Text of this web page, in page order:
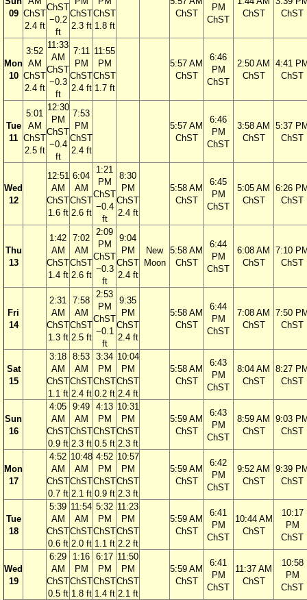
09 ChST
2.4 ft
ChST
−0.2
ft
ChST
2.3 ft
ChST
1.8 ft
ChST
PM
ChST
ChST
ChST
Mon
10
3:52
AM
ChST
2.4 ft
11:33
AM
ChST
−0.3
ft
7:11
PM
ChST
2.4 ft
11:55
PM
ChST
1.7 ft
5:57 AM
ChST
6:46
PM
ChST
2:50 AM
ChST
4:41
ChST
Tue
11
5:01
AM
ChST
2.5 ft
12:30
PM
ChST
−0.4
ft
7:53
PM
ChST
2.4 ft
5:57 AM
ChST
6:46
PM
ChST
3:58 AM
ChST
5:37
ChST
Wed
12
12:51
AM
ChST
1.6 ft
6:04
AM
ChST
2.6 ft
1:21
PM
ChST
−0.4
ft
8:30
PM
ChST
2.4 ft
5:58 AM
ChST
6:45
PM
ChST
5:05 AM
ChST
6:26
ChST
Thu
13
1:42
AM
ChST
1.4 ft
7:02
AM
ChST
2.6 ft
2:09
PM
ChST
−0.3
ft
9:04
PM
ChST
2.4 ft
New
Moon
5:58 AM
ChST
6:44
PM
ChST
6:08 AM
ChST
7:10
ChST
Fri
14
2:31
AM
ChST
1.3 ft
7:58
AM
ChST
2.5 ft
2:53
PM
ChST
−0.1
ft
9:35
PM
ChST
2.4 ft
5:58 AM
ChST
6:44
PM
ChST
7:08 AM
ChST
7:50
ChST
Sat
15
3:18
AM
ChST
1.1 ft
8:53
AM
ChST
2.4 ft
3:34
PM
ChST
0.2 ft
10:04
PM
ChST
2.4 ft
5:58 AM
ChST
6:43
PM
ChST
8:04 AM
ChST
8:27
ChST
Sun
16
4:05
AM
ChST
0.9 ft
9:49
AM
ChST
2.3 ft
4:13
PM
ChST
0.5 ft
10:31
PM
ChST
2.3 ft
5:59 AM
ChST
6:43
PM
ChST
8:59 AM
ChST
9:03
ChST
Mon
17
4:52
AM
ChST
0.7 ft
10:48
AM
ChST
2.1 ft
4:52
PM
ChST
0.9 ft
10:57
PM
ChST
2.3 ft
5:59 AM
ChST
6:42
PM
ChST
9:52 AM
ChST
9:39
ChST
Tue
18
5:39
AM
ChST
0.6 ft
11:54
AM
ChST
2.0 ft
5:32
PM
ChST
1.1 ft
11:23
PM
ChST
2.2 ft
5:59 AM
ChST
6:41
PM
ChST
10:44 AM
ChST
10:17
PM
ChST
Wed
19
6:29
AM
ChST
0.5 ft
1:16
PM
ChST
1.8 ft
6:17
PM
ChST
1.4 ft
11:50
PM
ChST
2.1 ft
5:59 AM
ChST
6:41
PM
ChST
11:37 AM
ChST
10:58
PM
ChST